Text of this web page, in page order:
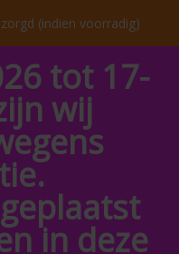
(indien voorradig)
tot 17-
wij
in deze